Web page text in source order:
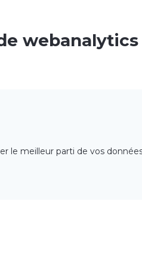
webanalytics
le meilleur parti de vos